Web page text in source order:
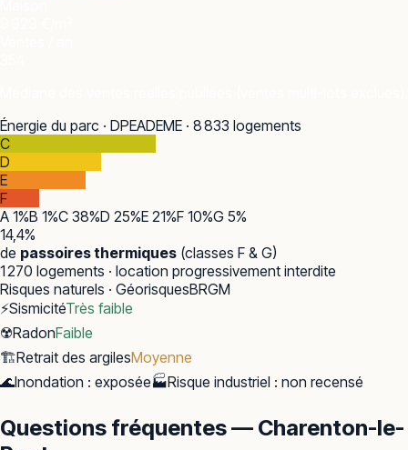
Énergie du parc · DPEADEME · 8 833 logements
C
D
E
F
A 1%B 1%C 38%D 25%E 21%F 10%G 5%
14,4%
de passoires thermiques (classes F & G)
1 270 logements · location progressivement interdite
Risques naturels · GéorisquesBRGM
⚡SismicitéTrès faible
☢️RadonFaible
🏗️Retrait des argilesMoyenne
🌊Inondation : exposée🏭Risque industriel : non recensé
Questions fréquentes — Charenton-le-